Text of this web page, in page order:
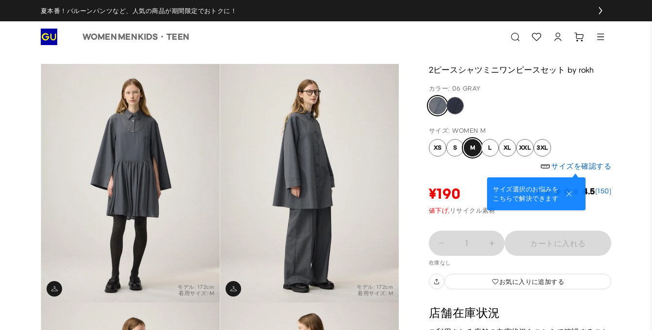
夏本番！バルーンパンツなど、人気の商品が期間限定でおトクに！
WOMEN MENKIDS・TEEN
2ピースシャツミニワンピースセット by rokh
カラー: 06 GRAY
サイズ: WOMEN M
XS S M L XL XXL 3XL
サイズを確認する
サイズ選択のお悩みを
こちらで解決できます
¥190 4.5(150)
値下げ, リサイクル素材
1 カートに入れる
在庫なし
お気に入りに追加する
店舗在庫状況
モデル: 172cm
着用サイズ: M
モデル: 172cm
着用サイズ: M